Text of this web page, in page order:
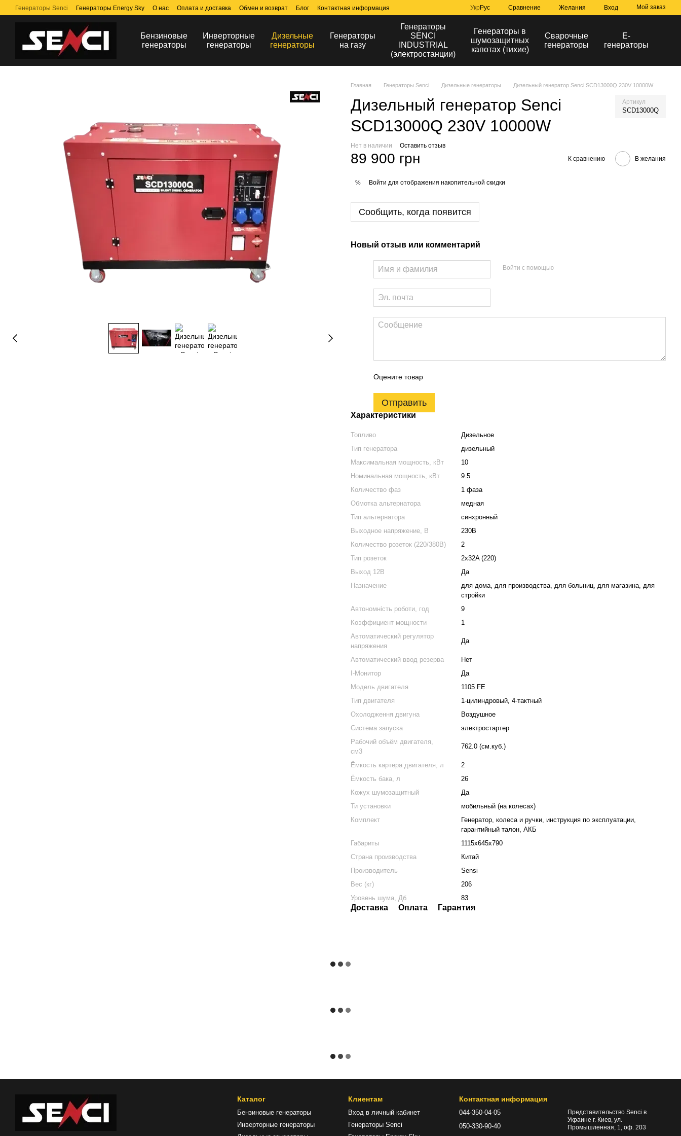
Перейти к основному контенту
Генераторы Senci Генераторы Energy Sky О нас Оплата и доставка Обмен и возврат Блог Контактная информация Укр Рус Сравнение Желания Вход Мой заказ
Бензиновые
генераторы
Инверторные
генераторы
Дизельные
генераторы
Генераторы
на газу
Генераторы
SENCI
INDUSTRIAL
(электростанции)
Генераторы в
шумозащитных
капотах (тихие)
Сварочные
генераторы
Е-
генераторы
Главная Генераторы Senci Дизельные генераторы Дизельный генератор Senci SCD13000Q 230V 10000W
Дизельный генератор Senci
SCD13000Q 230V 10000W
Артикул
SCD13000Q
Нет в наличии Оставить отзыв
89 900 грн К сравнению В желания
% Войти для отображения накопительной скидки
Сообщить, когда появится
Новый отзыв или комментарий
Войти с помощью
Оцените товар
Отправить
Характеристики
Топливо
Дизельное
Тип генератора
дизельный
Максимальная мощность, кВт
10
Номинальная мощность, кВт
9.5
Количество фаз
1 фаза
Обмотка альтернатора
медная
Тип альтернатора
синхронный
Выходное напряжение, В
230В
Количество розеток (220/380В)
2
Тип розеток
2x32A (220)
Выход 12В
Да
Назначение
для дома, для производства, для больниц, для магазина, для
стройки
Автономність роботи, год
9
Коэффициент мощности
1
Автоматический регулятор
напряжения
Да
Автоматический ввод резерва
Нет
I-Монитор
Да
Модель двигателя
1105 FE
Тип двигателя
1-цилиндровый, 4-тактный
Охолодження двигуна
Воздушное
Система запуска
электростартер
Рабочий объём двигателя,
см3
762.0 (см.куб.)
Ёмкость картера двигателя, л
2
Ёмкость бака, л
26
Кожух шумозащитный
Да
Ти установки
мобильный (на колесах)
Комплект
Генератор, колеса и ручки, инструкция по эксплуатации,
гарантийный талон, АКБ
Габариты
1115х645х790
Страна производства
Китай
Производитель
Sensi
Вес (кг)
206
Уровень шума, Дб
83
Доставка Оплата Гарантия
Каталог
Бензиновые генераторы
Инверторные генераторы
Клиентам
Вход в личный кабинет
Генераторы Senci
Контактная информация
044-350-04-05
050-330-90-40
Представительство Senci в
Украине г. Киев, ул.
Промышленная, 1, оф. 203